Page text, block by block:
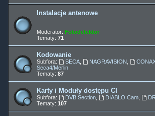
Instalacje antenowe
Moderator: Fotodetektor
Tematy: 71
Kodowanie
Subfora: SECA, NAGRAVISION
Seca4/Merlin
Tematy: 87
Karty i Moduły dostępu CI
Subfora: DVB Section, DIABLO Cam,
Tematy: 107